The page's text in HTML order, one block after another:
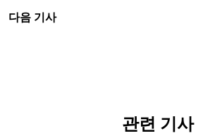
다음 기사
관련 기사